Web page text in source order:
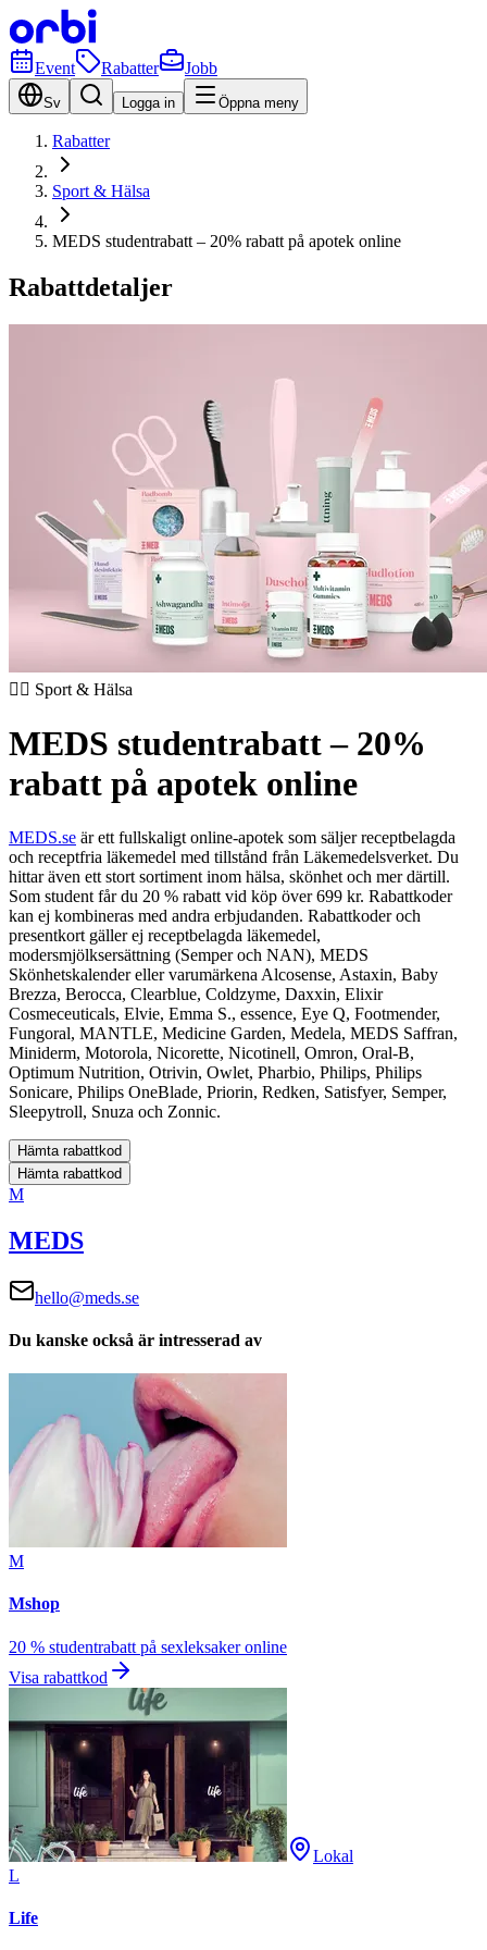
Event Rabatter Jobb
Sv Logga in Öppna meny
Rabatter
Sport & Hälsa
MEDS studentrabatt – 20% rabatt på apotek online
Rabattdetaljer
🏃‍♂️ Sport & Hälsa
MEDS studentrabatt – 20%
rabatt på apotek online
MEDS.se är ett fullskaligt online-apotek som säljer receptbelagda
och receptfria läkemedel med tillstånd från Läkemedelsverket. Du
hittar även ett stort sortiment inom hälsa, skönhet och mer därtill.
Som student får du 20 % rabatt vid köp över 699 kr. Rabattkoder
kan ej kombineras med andra erbjudanden. Rabattkoder och
presentkort gäller ej receptbelagda läkemedel,
modersmjölksersättning (Semper och NAN), MEDS
Skönhetskalender eller varumärkena Alcosense, Astaxin, Baby
Brezza, Berocca, Clearblue, Coldzyme, Daxxin, Elixir
Cosmeceuticals, Elvie, Emma S., essence, Eye Q, Footmender,
Fungoral, MANTLE, Medicine Garden, Medela, MEDS Saffran,
Miniderm, Motorola, Nicorette, Nicotinell, Omron, Oral-B,
Optimum Nutrition, Otrivin, Owlet, Pharbio, Philips, Philips
Sonicare, Philips OneBlade, Priorin, Redken, Satisfyer, Semper,
Sleepytroll, Snuza och Zonnic.
Hämta rabattkod
Hämta rabattkod
M
MEDS
hello@meds.se
Du kanske också är intresserad av
M
Mshop
20 % studentrabatt på sexleksaker online
Visa rabattkod
Lokal
L
Life